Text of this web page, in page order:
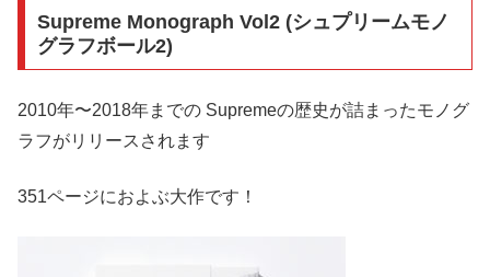
Supreme Monograph Vol2 (シュプリームモノ
グラフボール2)
2010年〜2018年までの Supremeの歴史が詰まったモノグ
ラフがリリースされます
351ページにおよぶ大作です！